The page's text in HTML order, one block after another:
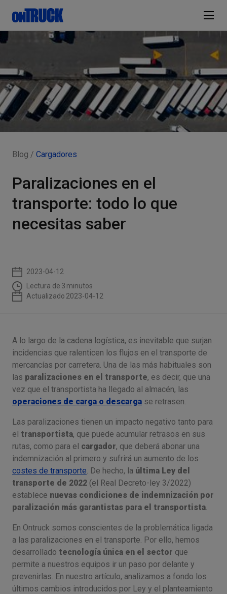
Blog / Cargadores
2023-04-12
Lectura de 3 minutos
Actualizado 2023-04-12
Paralizaciones en el
transporte: todo lo que
necesitas saber
A lo largo de la cadena logística, es inevitable que surjan
incidencias que ralenticen los flujos en el transporte de
mercancías por carretera. Una de las más habituales son
las paralizaciones en el transporte, es decir, que una
vez que el transportista ha llegado al almacén, las
operaciones de carga o descarga se retrasen.
Las paralizaciones tienen un impacto negativo tanto para
el transportista, que puede acumular retrasos en sus
rutas, como para el cargador, que deberá abonar una
indemnización al primero y sufrirá un aumento de los
costes de transporte. De hecho, la última Ley del
transporte de 2022 (el Real Decreto-ley 3/2022)
establece nuevas condiciones de indemnización por
paralización más garantistas para el transportista.
En Ontruck somos conscientes de la problemática ligada
a las paralizaciones en el transporte. Por ello, hemos
desarrollado tecnología única en el sector que
permite a nuestros equipos ir un paso por delante y
prevenirlas. En nuestro artículo, analizamos a fondo los
últimos cambios introducidos por Ley y el planteamiento